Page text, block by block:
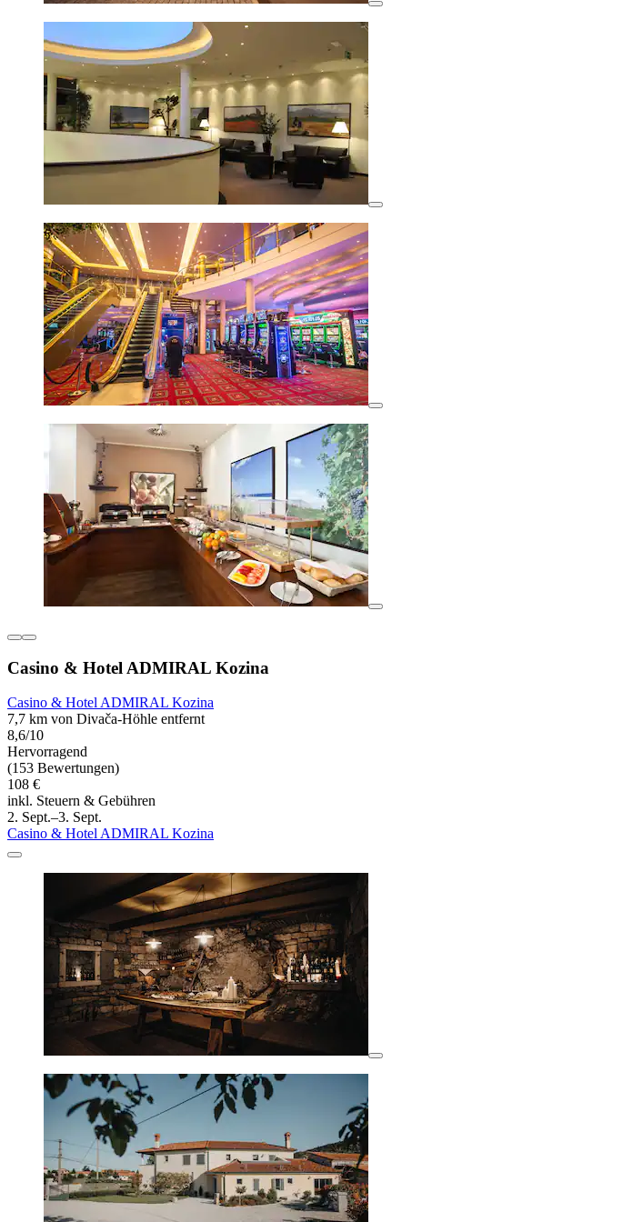
Casino & Hotel ADMIRAL Kozina
Casino & Hotel ADMIRAL Kozina
7,7 km von Divača-Höhle entfernt
8,6/10
Hervorragend
(153 Bewertungen)
108 €
inkl. Steuern & Gebühren
2. Sept.–3. Sept.
Casino & Hotel ADMIRAL Kozina